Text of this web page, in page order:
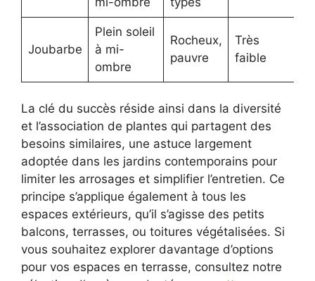
Joubarbe
Plein soleil
à mi-
ombre
Rocheux,
pauvre
Très
faible
La clé du succès réside ainsi dans la diversité
et l’association de plantes qui partagent des
besoins similaires, une astuce largement
adoptée dans les jardins contemporains pour
limiter les arrosages et simplifier l’entretien. Ce
principe s’applique également à tous les
espaces extérieurs, qu’il s’agisse des petits
balcons, terrasses, ou toitures végétalisées. Si
vous souhaitez explorer davantage d’options
pour vos espaces en terrasse, consultez notre